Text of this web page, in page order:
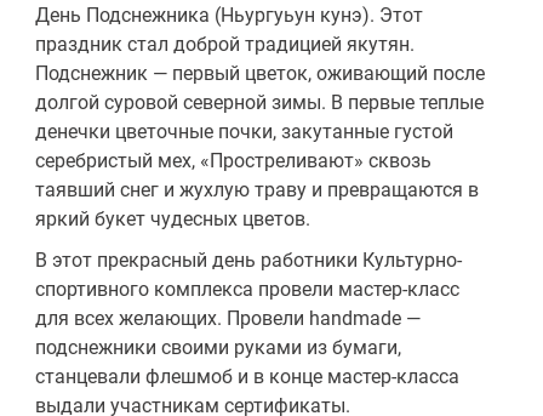
День Подснежника (Ньургуьун кунэ). Этот
праздник стал доброй традицией якутян.
Подснежник — первый цветок, оживающий после
долгой суровой северной зимы. В первые теплые
денечки цветочные почки, закутанные густой
серебристый мех, «Простреливают» сквозь
таявший снег и жухлую траву и превращаются в
яркий букет чудесных цветов.
В этот прекрасный день работники Культурно-
спортивного комплекса провели мастер-класс
для всех желающих. Провели handmade —
подснежники своими руками из бумаги,
станцевали флешмоб и в конце мастер-класса
выдали участникам сертификаты.